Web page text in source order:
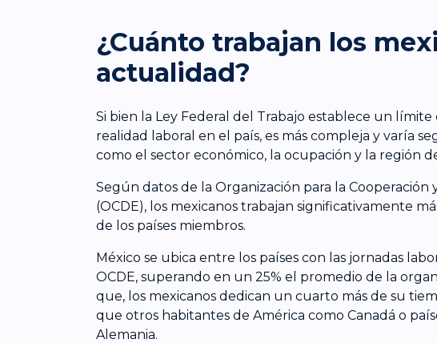
¿Cuánto trabajan los
actualidad?
Si bien la Ley Federal del Trabajo establece un límite
realidad laboral en el país, es más compleja y varía
como el sector económico, la ocupación y la región
Según datos de la Organización para la Cooperación
(OCDE), los mexicanos trabajan significativamente
de los países miembros.
México se ubica entre los países con las jornadas
OCDE, superando en un 25% el promedio de la
que, los mexicanos dedican un cuarto más de su
que otros habitantes de América como Canadá o
Alemania.